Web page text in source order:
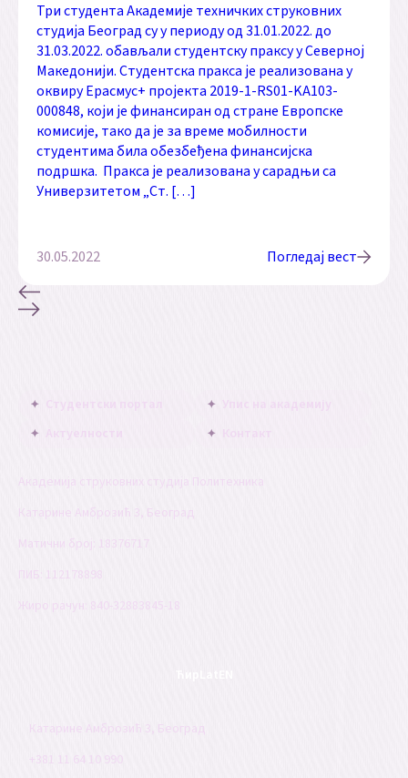
Три студента Академије техничких струковних
студија Београд су у периоду од 31.01.2022. до
31.03.2022. обављали студентску праксу у Северној
Македонији. Студентска пракса је реализована у
оквиру Ерасмус+ пројекта 2019-1-RS01-KA103-
000848, који је финансиран од стране Европске
комисије, тако да је за време мобилности
студентима била обезбеђена финансијска
подршка. Пракса је реализована у сарадњи са
Универзитетом „Ст. […]
30.05.2022 Погледај вест
Академија струковних студија Политехника
Катарине Амброзић 3, Београд
Матични број: 18376717
ПИБ: 112178898
Жиро рачун: 840-32883845-18
Катарине Амброзић 3, Београд
+381 11 64 10 990